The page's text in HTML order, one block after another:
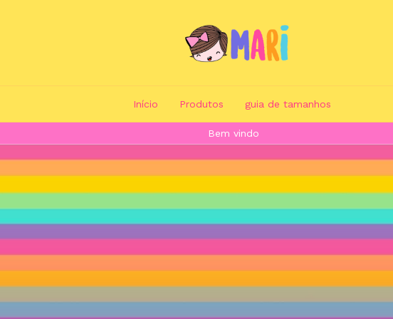
Bem vindo
Início Produtos guia de tamanhos